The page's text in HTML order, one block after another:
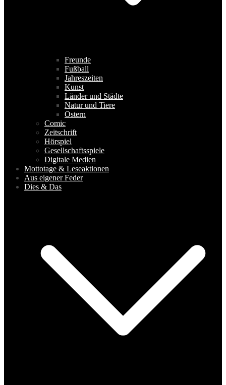
Freunde
Fußball
Jahreszeiten
Kunst
Länder und Städte
Natur und Tiere
Ostern
Comic
Zeitschrift
Hörspiel
Gesellschaftsspiele
Digitale Medien
Mottotage & Leseaktionen
Aus eigener Feder
Dies & Das